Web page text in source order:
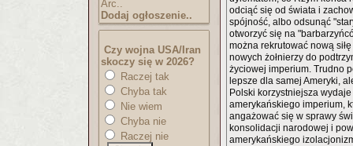
Arc..
Dodaj ogłoszenie..
Czy wojna USA/Iran
skoczy się w 2026?
Raczej tak
Chyba tak
Nie wiem
Chyba nie
Raczej nie
odciąć się od świata i
spójność, albo odsunąć
otworzyć się na
można rekrutować nową
nowych żołnierzy do
życiowej imperium. Trudno
lepsze dla samej Ameryki,
Polski korzystniejsza
amerykańskiego imperium,
angażować się w sprawy
konsolidacji narodowej i
amerykańskiego